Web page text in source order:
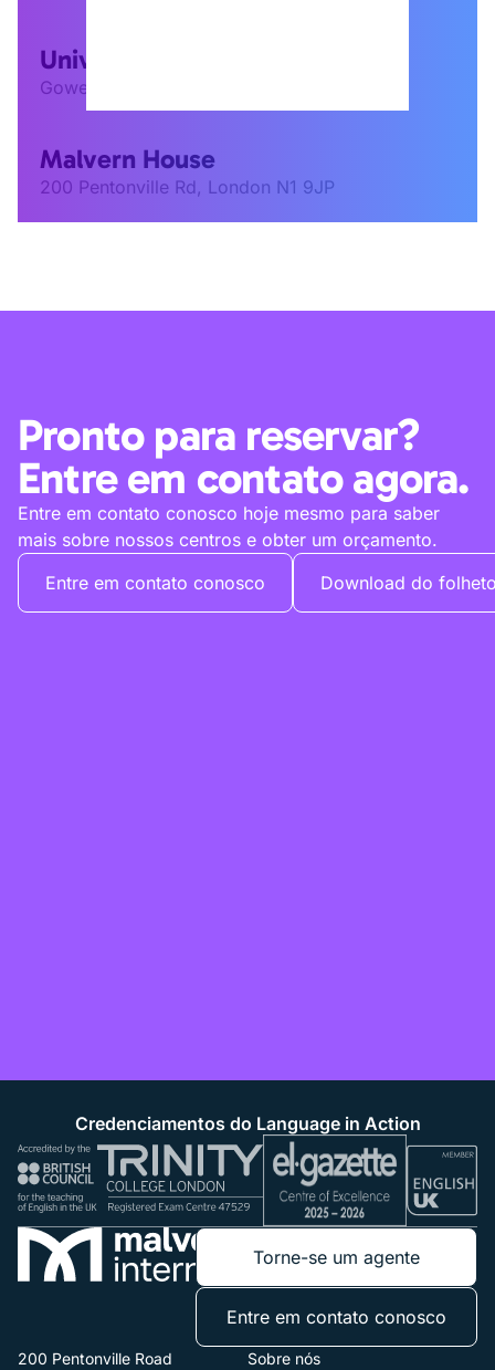
University College London
Gower St, Londres WC1E 6BT
Malvern House
200 Pentonville Rd, London N1 9JP
Pronto para reservar?
Entre em contato agora.
Entre em contato conosco hoje mesmo para saber
mais sobre nossos centros e obter um orçamento.
Entre em contato conosco
Download do
Credenciamentos do Language in Action
Torne-se um agente
Entre em contato conosco
200 Pentonville Road
Sobre nós